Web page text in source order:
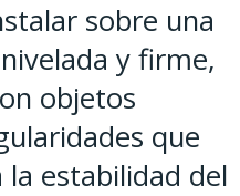
sobre una
y firme,
objetos
que
estabilidad del